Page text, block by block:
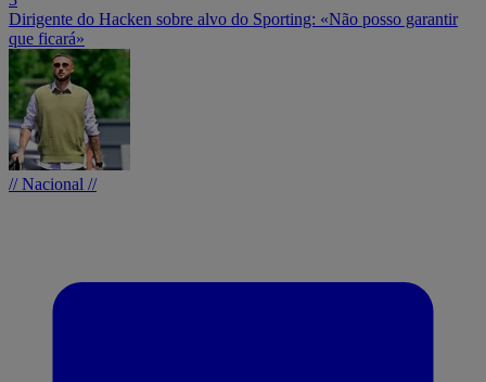
Dirigente do Hacken sobre alvo do Sporting: «Não posso garantir
que ficará»
// Nacional //